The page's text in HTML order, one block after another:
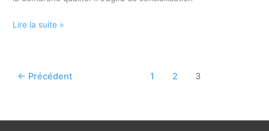
Offre
Lire la suite »
← Précédent 1 2 3